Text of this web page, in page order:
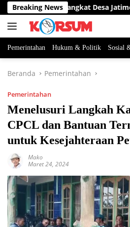
Langsung
ke
konten
Breaking News
Jabatan Perangkat Desa
Pemerintahan Hukum & Politik Sosial
Beranda Pemerintahan
Pemerintahan
Menelusuri Langkah
CPCL dan Bantuan
untuk Kesejahteraan
Mako
Maret 24, 2024